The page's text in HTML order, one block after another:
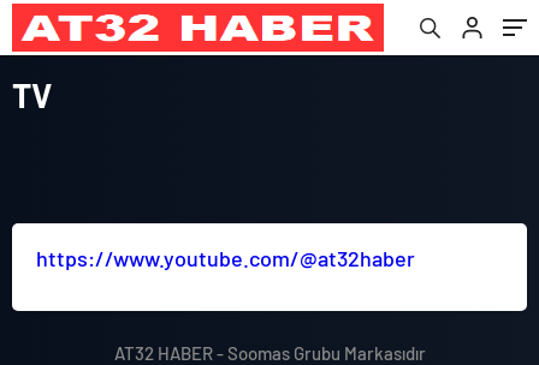
TV
https://www.youtube.com/@at32haber
AT32 HABER - Soomas Grubu Markasıdır